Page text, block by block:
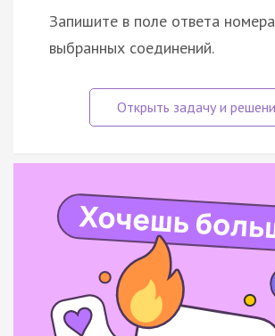
Запишите в поле ответа номера
выбранных соединений.